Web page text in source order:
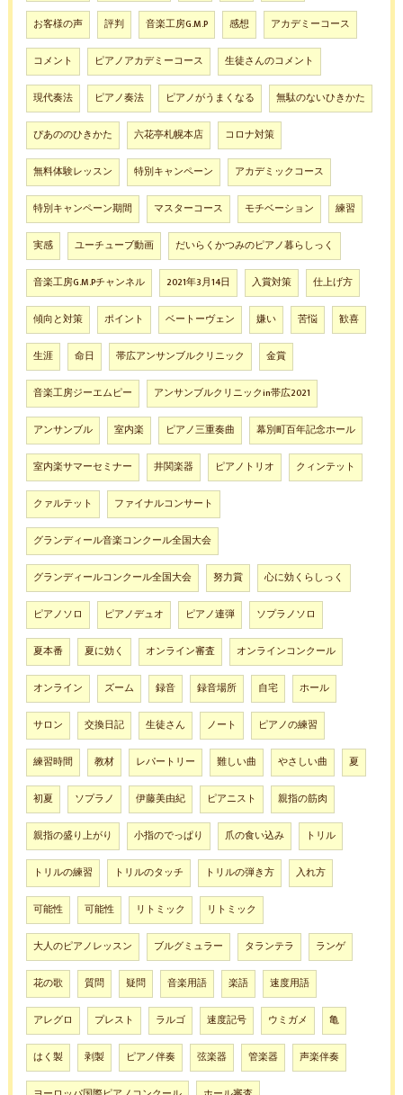
お客様の声 評判 音楽工房G.M.P 感想 アカデミーコース
コメント ピアノアカデミーコース 生徒さんのコメント
現代奏法 ピアノ奏法 ピアノがうまくなる 無駄のないひきかた
ぴあののひきかた 六花亭札幌本店 コロナ対策
無料体験レッスン 特別キャンペーン アカデミックコース
特別キャンペーン期間 マスターコース モチベーション 練習
実感 ユーチューブ動画 だいらくかつみのピアノ暮らしっく
音楽工房G.M.Pチャンネル 2021年3月14日 入賞対策 仕上げ方
傾向と対策 ポイント ベートーヴェン 嫌い 苦悩 歓喜
生涯 命日 帯広アンサンブルクリニック 金賞
音楽工房ジーエムピー アンサンブルクリニックin帯広2021
アンサンブル 室内楽 ピアノ三重奏曲 幕別町百年記念ホール
室内楽サマーセミナー 井関楽器 ピアノトリオ クィンテット
クァルテット ファイナルコンサート
グランディール音楽コンクール全国大会
グランディールコンクール全国大会 努力賞 心に効くらしっく
ピアノソロ ピアノデュオ ピアノ連弾 ソプラノソロ
夏本番 夏に効く オンライン審査 オンラインコンクール
オンライン ズーム 録音 録音場所 自宅 ホール
サロン 交換日記 生徒さん ノート ピアノの練習
練習時間 教材 レパートリー 難しい曲 やさしい曲 夏
初夏 ソプラノ 伊藤美由紀 ピアニスト 親指の筋肉
親指の盛り上がり 小指のでっぱり 爪の食い込み トリル
トリルの練習 トリルのタッチ トリルの弾き方 入れ方
可能性 可能性 リトミック リトミック
大人のピアノレッスン ブルグミュラー タランテラ ランゲ
花の歌 質問 疑問 音楽用語 楽語 速度用語
アレグロ プレスト ラルゴ 速度記号 ウミガメ 亀
はく製 剥製 ピアノ伴奏 弦楽器 管楽器 声楽伴奏